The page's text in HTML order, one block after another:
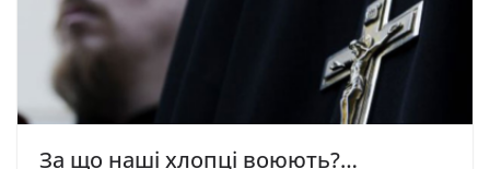
За що наші хлопці воюють?…